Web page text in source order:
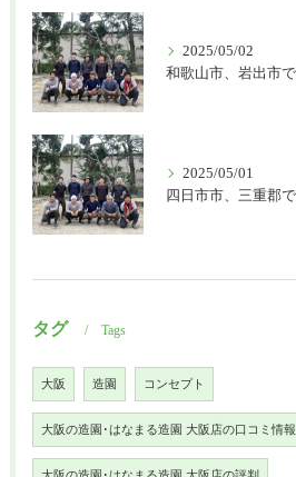
2025/05/02
2025/05/01
タグ Tags
大阪 造園 コンセプト
大阪の造園･はなまる造園 大阪店の口コミ情報